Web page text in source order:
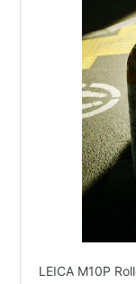
LEICA M10P